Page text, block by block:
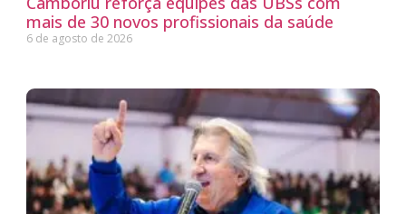
mais de 30 novos profissionais da saúde
6 de agosto de 2026